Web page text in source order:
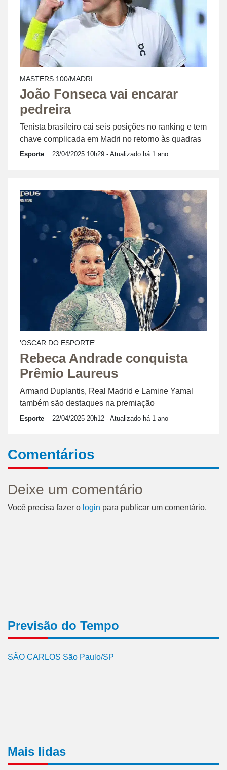
MASTERS 100/MADRI
João Fonseca vai encarar
pedreira
Tenista brasileiro cai seis posições no ranking e tem
chave complicada em Madri no retorno às quadras
Esporte 23/04/2025 10h29 - Atualizado há 1 ano
'OSCAR DO ESPORTE'
Rebeca Andrade conquista
Prêmio Laureus
Armand Duplantis, Real Madrid e Lamine Yamal
também são destaques na premiação
Esporte 22/04/2025 20h12 - Atualizado há 1 ano
Comentários
Deixe um comentário
Você precisa fazer o login para publicar um comentário.
Previsão do Tempo
SÃO CARLOS São Paulo/SP
Mais lidas